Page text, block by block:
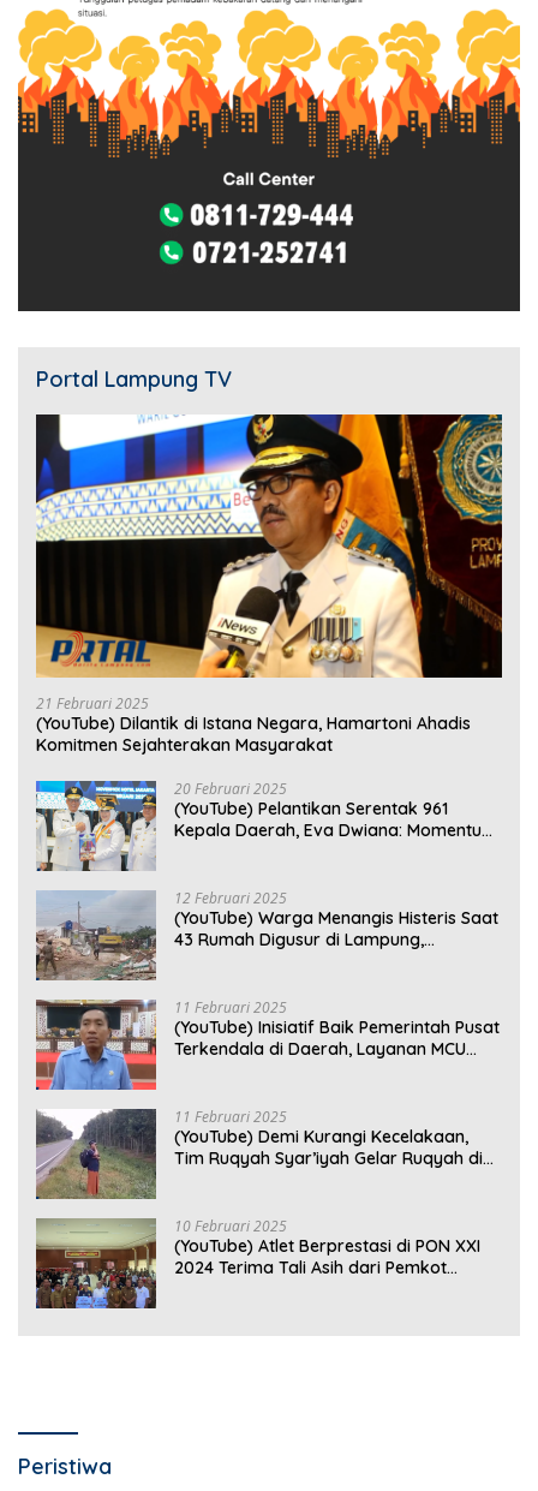
Portal Lampung TV
21 Februari 2025
(YouTube) Dilantik di Istana Negara, Hamartoni Ahadis
Komitmen Sejahterakan Masyarakat
20 Februari 2025
(YouTube) Pelantikan Serentak 961
Kepala Daerah, Eva Dwiana: Momentum
12 Februari 2025
(YouTube) Warga Menangis Histeris Saat
43 Rumah Digusur di Lampung,
11 Februari 2025
(YouTube) Inisiatif Baik Pemerintah Pusat
Terkendala di Daerah, Layanan MCU
11 Februari 2025
(YouTube) Demi Kurangi Kecelakaan,
Tim Ruqyah Syar’iyah Gelar Ruqyah di
10 Februari 2025
(YouTube) Atlet Berprestasi di PON XXI
2024 Terima Tali Asih dari Pemkot
Peristiwa